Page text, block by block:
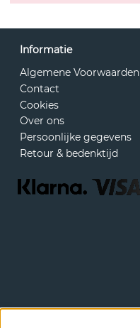
Informatie
Algemene Voorwaarden
Contact
Cookies
Over ons
Persoonlijke gegevens
Retour & bedenktijd